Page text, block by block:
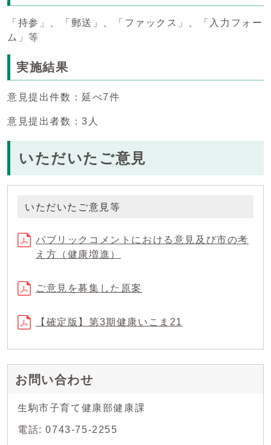
「持参」、「郵送」、「ファックス」、「入力フォー
ム」等
実施結果
意見提出件数：延べ7件
意見提出者数：3人
いただいたご意見
いただいたご意見等
パブリックコメントにおける意見及び市の考
え方（健康増進）
ご意見を募集した原案
【確定版】第3期健康いこま21
お問い合わせ
生駒市子育て健康部健康課
電話: 0743-75-2255